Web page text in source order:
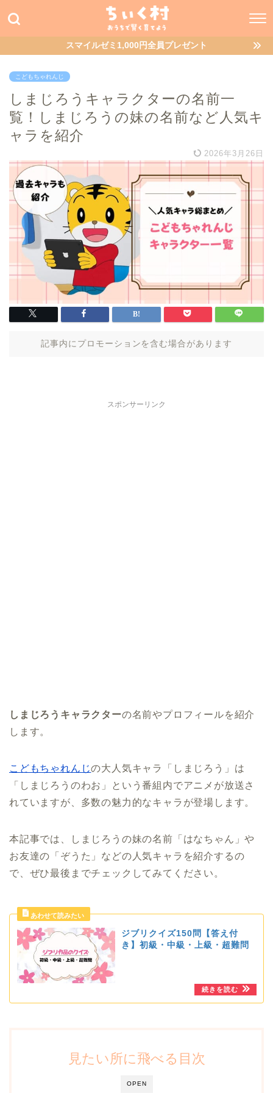
スマイルゼミ1,000円全員プレゼント
こどもちゃれんじ
しまじろうキャラクターの名前一
覧！しまじろうの妹の名前など人気キ
ャラを紹介
2026年3月26日
記事内にプロモーションを含む場合があります
スポンサーリンク
しまじろうキャラクターの名前やプロフィールを紹介
します。
こどもちゃれんじの大人気キャラ「しまじろう」は
「しまじろうのわお」という番組内でアニメが放送さ
れていますが、多数の魅力的なキャラが登場します。
本記事では、しまじろうの妹の名前「はなちゃん」や
お友達の「ぞうた」などの人気キャラを紹介するの
で、ぜひ最後までチェックしてみてください。
ジブリクイズ150問【答え付
き】初級・中級・上級・超難問
OPEN
見たい所に飛べる目次